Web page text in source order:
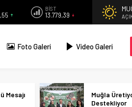
BİST
13.779,39
Foto Galeri Video Galeri
Mesajı
Muğla
Destekliyor